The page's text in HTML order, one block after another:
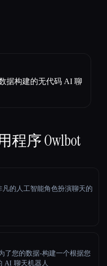
据构建的无代码 AI 聊
程序Owlbot
凡的人工智能角色扮演聊天的
了您的数据-构建一个根据您
AI 聊天机器人